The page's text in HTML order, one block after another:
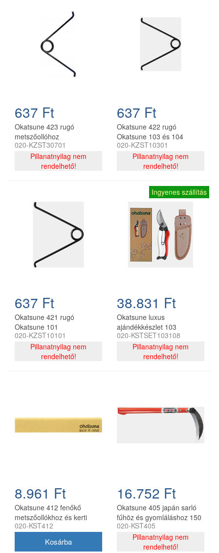
637 Ft
Okatsune 423 rugó
metszőollóhoz
020-KZST30701
Pillanatnyilag nem
rendelhető!
637 Ft
Okatsune 422 rugó
Okatsune 103 és 104
metszőollóhoz
020-KZST10301
Pillanatnyilag nem
rendelhető!
637 Ft
Okatsune 421 rugó
Okatsune 101
metszőollóhoz
020-KZST10101
Pillanatnyilag nem
rendelhető!
Ingyenes szállítás
38.831 Ft
Okatsune luxus
ajándékkészlet 103
metszőollóval és 108
bőrtokkal
020-KSTSET103108
Pillanatnyilag nem
rendelhető!
8.961 Ft
Okatsune 412 fenőkő
metszőollókhoz és kerti
szerszámokhoz 150 x 25 x
020-KST412
16.752 Ft
Okatsune 405 japán sarló
fűhöz és gyomláláshoz 150
mm penge
020-KST405
Pillanatnyilag nem
rendelhető!